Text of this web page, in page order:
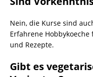
Nein, die Kurse sind
Erfahrene
und Rezepte.
Gibt es